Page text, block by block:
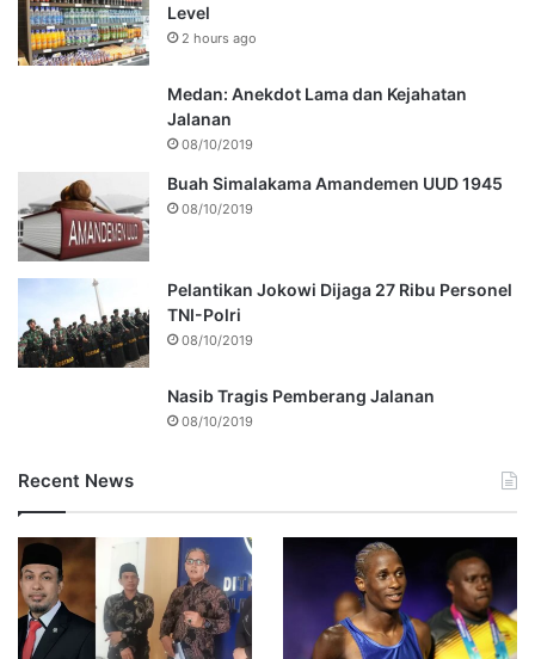
Level
2 hours ago
Medan: Anekdot Lama dan Kejahatan
Jalanan
08/10/2019
Buah Simalakama Amandemen UUD 1945
08/10/2019
Pelantikan Jokowi Dijaga 27 Ribu Personel
TNI-Polri
08/10/2019
Nasib Tragis Pemberang Jalanan
08/10/2019
Recent News